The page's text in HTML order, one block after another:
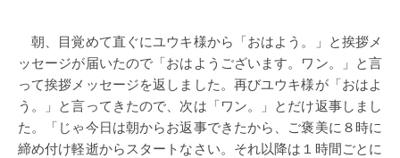
朝、目覚めて直ぐにユウキ様から「おはよう。」と挨拶メ
ッセージが届いたので「おはようございます。ワン。」と言
って挨拶メッセージを返しました。再びユウキ様が「おはよ
う。」と言ってきたので、次は「ワン。」とだけ返事しまし
た。「じゃ今日は朝からお返事できたから、ご褒美に８時に
締め付け軽逝からスタートなさい。それ以降は１時間ごとに